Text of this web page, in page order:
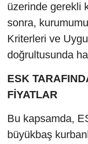
üzerinde gerekli
sonra,
Kriterleri ve
doğrultusunda
ESK
FİYATLAR
Bu kapsamda,
büyükbaş